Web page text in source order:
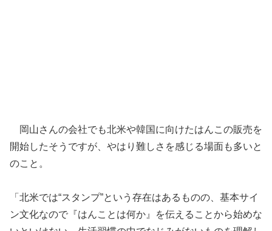
岡山さんの会社でも北米や韓国に向けたはんこの販売を
開始したそうですが、やはり難しさを感じる場面も多いと
のこと。
「北米では“スタンプ”という存在はあるものの、基本サイ
ン文化なので『はんことは何か』を伝えることから始めな